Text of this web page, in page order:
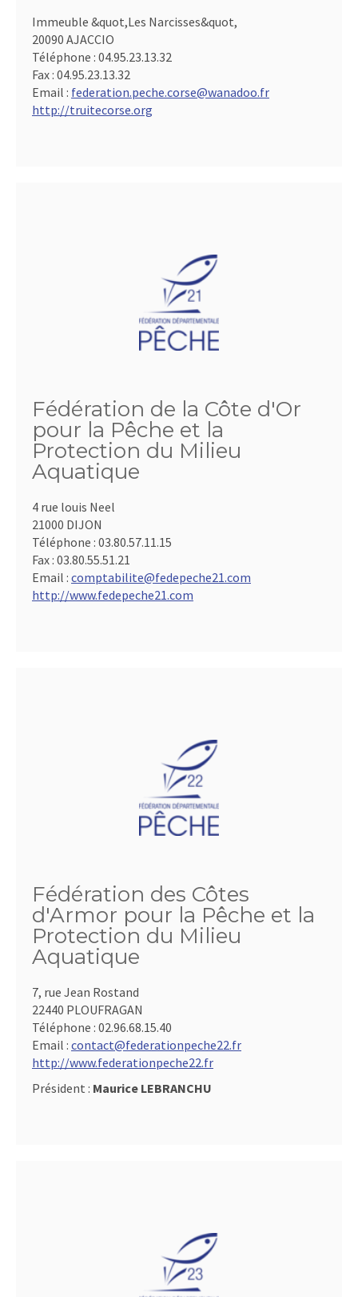
Immeuble &quot,Les Narcisses&quot,
20090 AJACCIO
Téléphone : 04.95.23.13.32
Fax : 04.95.23.13.32
Email : federation.peche.corse@wanadoo.fr
http://truitecorse.org
Fédération de la Côte d'Or
pour la Pêche et la
Protection du Milieu
Aquatique
4 rue louis Neel
21000 DIJON
Téléphone : 03.80.57.11.15
Fax : 03.80.55.51.21
Email : comptabilite@fedepeche21.com
http://www.fedepeche21.com
Fédération des Côtes
d'Armor pour la Pêche et la
Protection du Milieu
Aquatique
7, rue Jean Rostand
22440 PLOUFRAGAN
Téléphone : 02.96.68.15.40
Email : contact@federationpeche22.fr
http://www.federationpeche22.fr
Président : Maurice LEBRANCHU